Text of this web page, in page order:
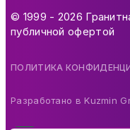
© 1999 - 2026
публичной офертой
ПОЛИТИКА
Разработано вKuzmin